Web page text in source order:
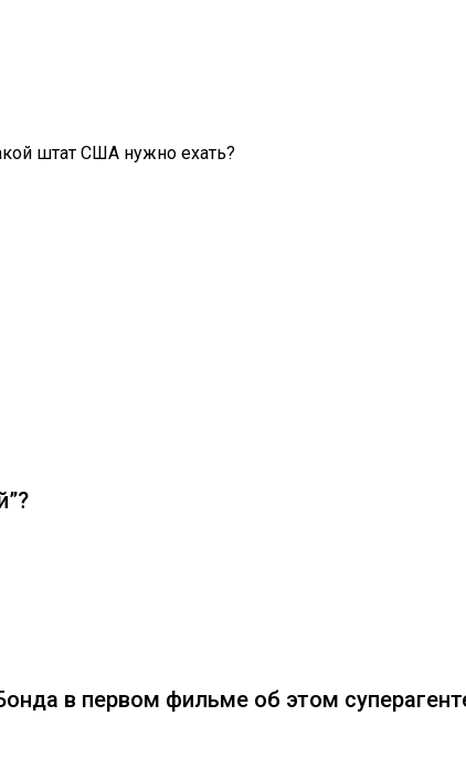
штат США нужно ехать?
в первом фильме об этом